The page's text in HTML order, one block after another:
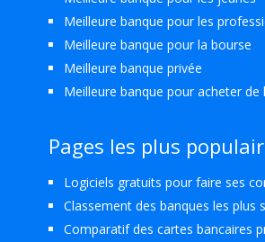
Meilleure banque pour les
Meilleure banque pour la bourse
Meilleure banque privée
Meilleure banque pour acheter de
Pages les plus
Logiciels gratuits pour faire ses
Classement des banques les plus
Comparatif des cartes bancaires